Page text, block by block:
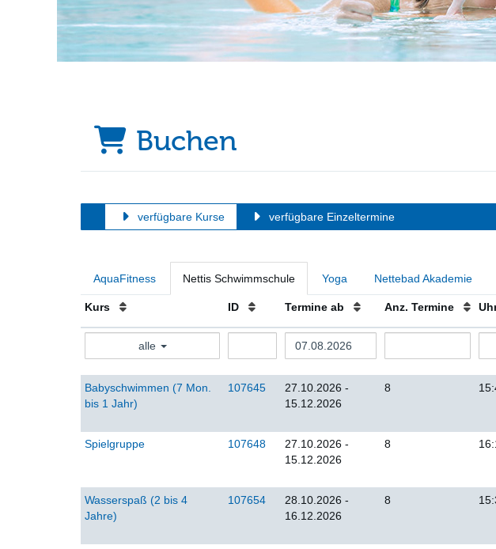
Buchen
verfügbare Kurse verfügbare Einzeltermine
AquaFitness Nettis Schwimmschule Yoga Nettebad Akademie
Kurs ID Termine ab Anz. Termine
alle
Babyschwimmen (7 Mon.
bis 1 Jahr)
107645
27.10.2026 -
15.12.2026
8
Spielgruppe 107648
27.10.2026 -
15.12.2026
8
Wasserspaß (2 bis 4
Jahre)
107654
28.10.2026 -
16.12.2026
8